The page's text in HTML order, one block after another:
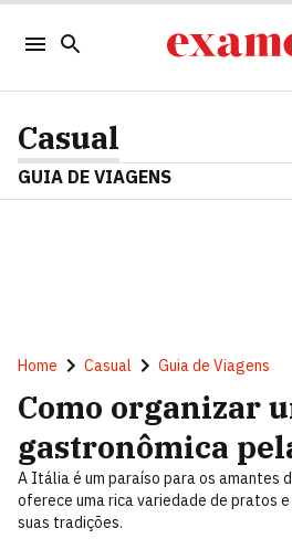
Casual
GUIA DE VIAGENS
Home Casual Guia de Viagens
Como organizar
gastronômica
A Itália é um paraíso para os amantes
oferece uma rica variedade de pratos
suas tradições.